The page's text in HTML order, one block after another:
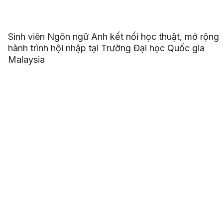
Sinh viên Ngôn ngữ Anh kết nối học thuật, mở rộng
hành trình hội nhập tại Trường Đại học Quốc gia
Malaysia